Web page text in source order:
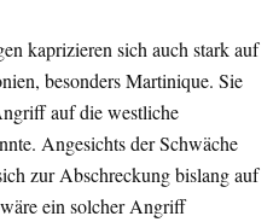
kaprizieren sich auch stark auf
besonders Martinique. Sie
auf die westliche
Angesichts der Schwäche
zur Abschreckung bislang auf
ein solcher Angriff